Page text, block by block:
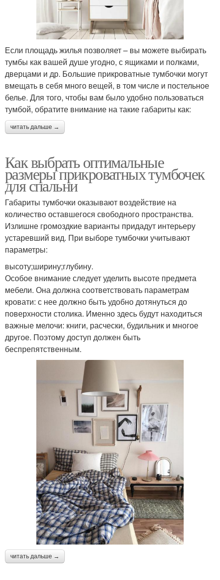
Если площадь жилья позволяет – вы можете выбирать
тумбы как вашей душе угодно, с ящиками и полками,
дверцами и др. Большие прикроватные тумбочки могут
вмещать в себя много вещей, в том числе и постельное
белье. Для того, чтобы вам было удобно пользоваться
тумбой, обратите внимание на такие габариты как:
читать дальше →
Как выбрать оптимальные
размеры прикроватных тумбочек
для спальни
Габариты тумбочки оказывают воздействие на
количество оставшегося свободного пространства.
Излишне громоздкие варианты придадут интерьеру
устаревший вид. При выборе тумбочки учитывают
параметры:
высоту;ширину;глубину.
Особое внимание следует уделить высоте предмета
мебели. Она должна соответствовать параметрам
кровати: с нее должно быть удобно дотянуться до
поверхности столика. Именно здесь будут находиться
важные мелочи: книги, расчески, будильник и многое
другое. Поэтому доступ должен быть
беспрепятственным.
читать дальше →